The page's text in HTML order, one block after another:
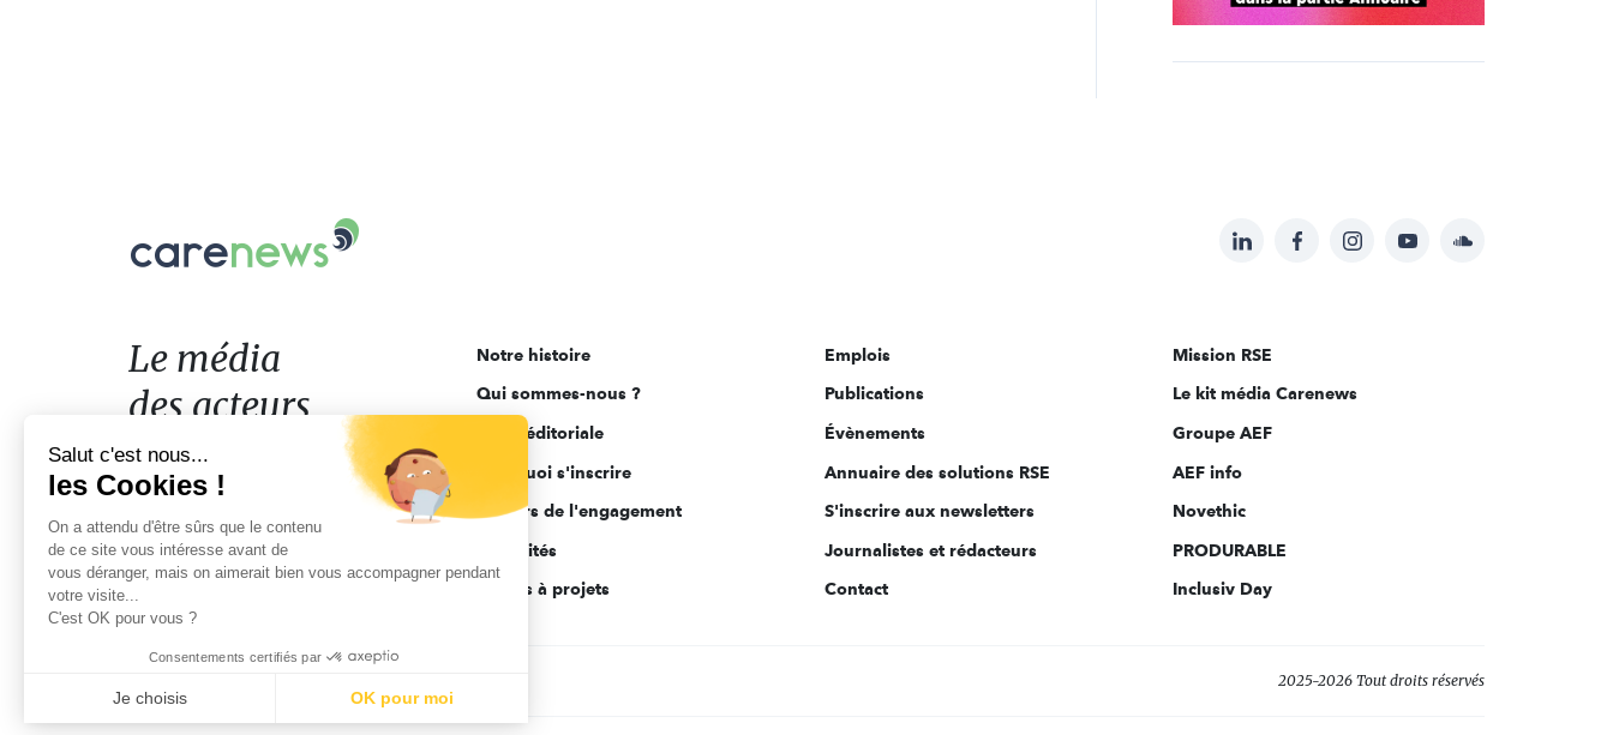
Suivez-
sur:
LinkedInFacebookInstagramYouTubeSoundcloud
Le
acteurs
de
l'engagement
Le média
des acteurs
de l'engagement
Notre histoire
Qui sommes-nous ?
Ligne éditoriale
Pourquoi s'inscrire
Acteurs de l'engagement
Actualités
Appels à projets
Emplois
Publications
Évènements
Annuaire des solutions RSE
S'inscrire aux newsletters
Journalistes et rédacteurs
Contact
Mission RSE
Le kit média Carenews
Groupe AEF
AEF info
Novethic
PRODURABLE
Inclusiv Day
2025-2026 Tout droits réservés
Salut c'est nous...
les Cookies !
On a attendu d'être sûrs que le contenu
de ce site vous intéresse avant de
vous déranger, mais on aimerait bien vous accompagner pendant
votre visite...
C'est OK pour vous ?
Consentements certifiés par
Je choisis OK pour moi